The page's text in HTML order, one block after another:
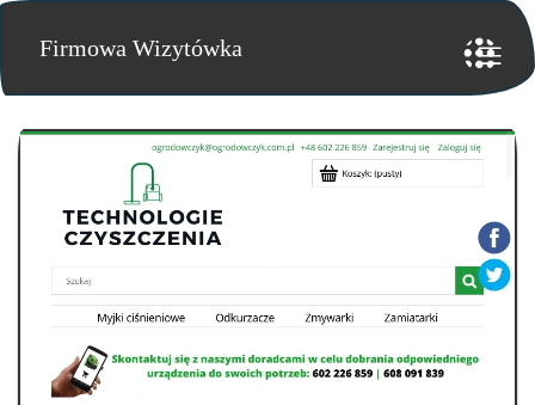
Firmowa Wizytówka